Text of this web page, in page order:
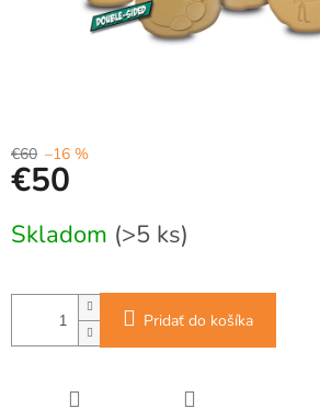
€60 –16 %
€50
cena:
Skladom (>5 ks)
Pridať do košíka